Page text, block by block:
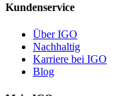
Kundenservice
Über IGO
Nachhaltig
Karriere bei IGO
Blog